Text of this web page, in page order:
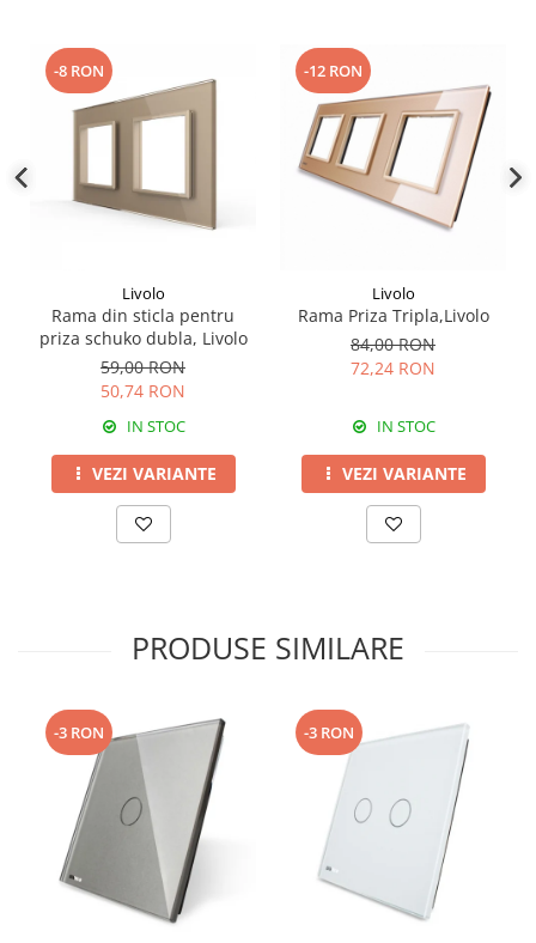
-8 RON
Livolo
Rama din sticla pentru
priza schuko dubla, Livolo
59,00 RON
50,74 RON
IN STOC
VEZI VARIANTE
-12 RON
Livolo
Rama Priza Tripla,Livolo
84,00 RON
72,24 RON
IN STOC
VEZI VARIANTE
PRODUSE SIMILARE
-3 RON -3 RON